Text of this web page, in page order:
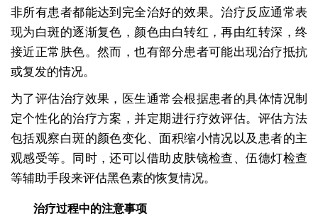
非所有患者都能达到完全治好的效果。治疗反应通常表
现为白斑的逐渐复色，颜色由白转红，再由红转深，终
接近正常肤色。然而，也有部分患者可能出现治疗抵抗
或复发的情况。
为了评估治疗效果，医生通常会根据患者的具体情况制
定个性化的治疗方案，并定期进行疗效评估。评估方法
包括观察白斑的颜色变化、面积缩小情况以及患者的主
观感受等。同时，还可以借助皮肤镜检查、伍德灯检查
等辅助手段来评估黑色素的恢复情况。
治疗过程中的注意事项